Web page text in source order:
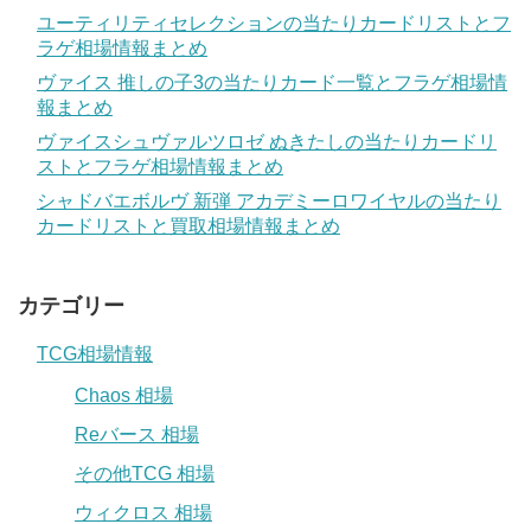
ユーティリティセレクションの当たりカードリストとフ
ラゲ相場情報まとめ
ヴァイス 推しの子3の当たりカード一覧とフラゲ相場情
報まとめ
ヴァイスシュヴァルツロゼ ぬきたしの当たりカードリ
ストとフラゲ相場情報まとめ
シャドバエボルヴ 新弾 アカデミーロワイヤルの当たり
カードリストと買取相場情報まとめ
カテゴリー
TCG相場情報
Chaos 相場
Reバース 相場
その他TCG 相場
ウィクロス 相場